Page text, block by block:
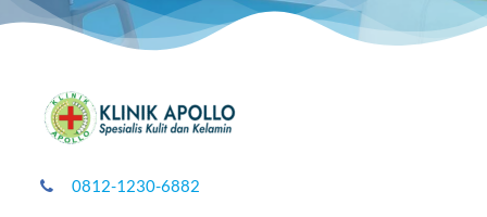
0812-1230-6882